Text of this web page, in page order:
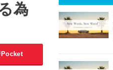
為
Pocket